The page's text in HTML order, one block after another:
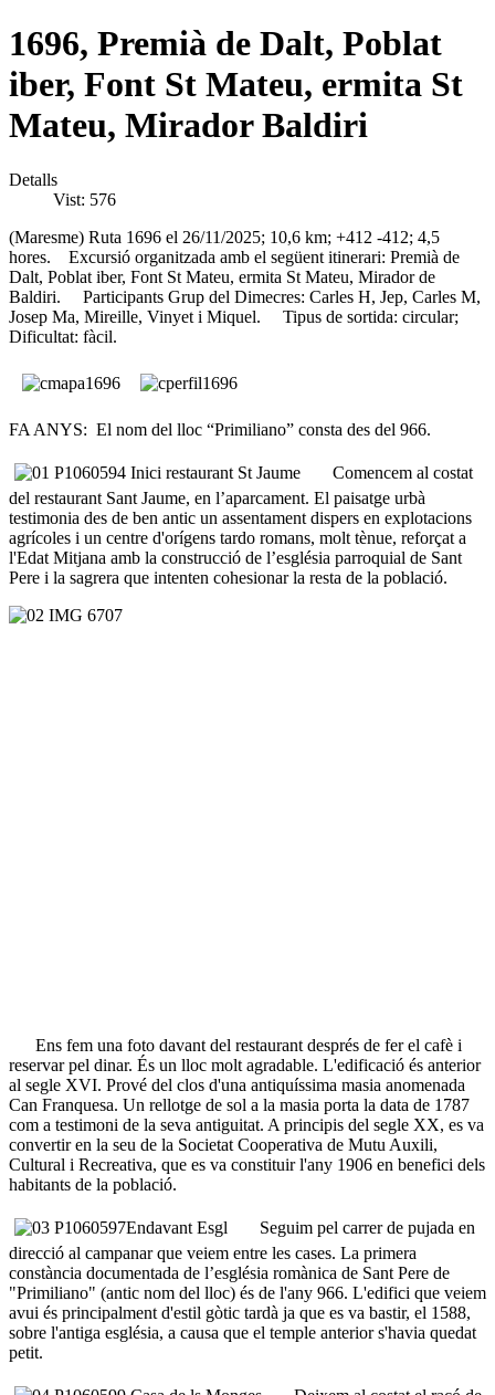
1696, Premià de Dalt, Poblat
iber, Font St Mateu, ermita St
Mateu, Mirador Baldiri
Detalls
Vist: 576
(Maresme) Ruta 1696 el 26/11/2025; 10,6 km; +412 -412; 4,5
hores. Excursió organitzada amb el següent itinerari: Premià de
Dalt, Poblat iber, Font St Mateu, ermita St Mateu, Mirador de
Baldiri. Participants Grup del Dimecres: Carles H, Jep, Carles M,
Josep Ma, Mireille, Vinyet i Miquel. Tipus de sortida: circular;
Dificultat: fàcil.
FA ANYS: El nom del lloc “Primiliano” consta des del 966.
Comencem al costat
del restaurant Sant Jaume, en l’aparcament. El paisatge urbà
testimonia des de ben antic un assentament dispers en explotacions
agrícoles i un centre d'orígens tardo romans, molt tènue, reforçat a
l'Edat Mitjana amb la construcció de l’església parroquial de Sant
Pere i la sagrera que intenten cohesionar la resta de la població.
Ens fem una foto davant del restaurant després de fer el cafè i
reservar pel dinar. És un lloc molt agradable. L'edificació és anterior
al segle XVI. Prové del clos d'una antiquíssima masia anomenada
Can Franquesa. Un rellotge de sol a la masia porta la data de 1787
com a testimoni de la seva antiguitat. A principis del segle XX, es va
convertir en la seu de la Societat Cooperativa de Mutu Auxili,
Cultural i Recreativa, que es va constituir l'any 1906 en benefici dels
habitants de la població.
Seguim pel carrer de pujada en
direcció al campanar que veiem entre les cases. La primera
constància documentada de l’església romànica de Sant Pere de
"Primiliano" (antic nom del lloc) és de l'any 966. L'edifici que veiem
avui és principalment d'estil gòtic tardà ja que es va bastir, el 1588,
sobre l'antiga església, a causa que el temple anterior s'havia quedat
petit.